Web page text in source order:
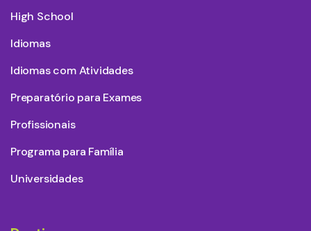
High School
Idiomas
Idiomas com Atividades
Preparatório para Exames
Profissionais
Programa para Família
Universidades